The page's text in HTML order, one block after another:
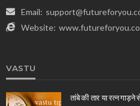
Email:
Website: www.futureforyou.co
VASTU
तांबे की तार या रत्न गाड़ने